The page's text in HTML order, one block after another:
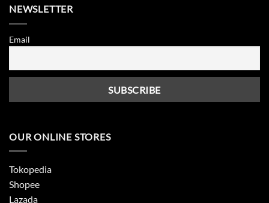
NEWSLETTER
Email
OUR ONLINE STORES
Tokopedia
Shopee
Lazada